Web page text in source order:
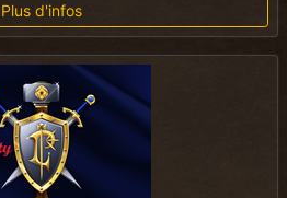
Plus d'infos